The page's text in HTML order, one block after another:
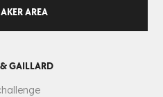
AREA
GAILLARD